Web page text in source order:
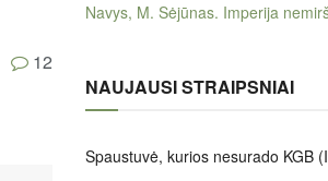
12
Navys, M. Sėjūnas. Imperija
NAUJAUSI STRAIPSNIAI
Spaustuvė, kurios nesurado KGB